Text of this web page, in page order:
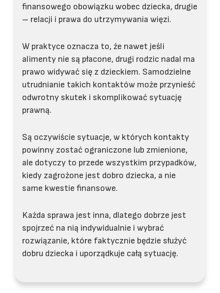
finansowego obowiązku wobec dziecka, drugie
– relacji i prawa do utrzymywania więzi.
W praktyce oznacza to, że nawet jeśli
alimenty nie są płacone, drugi rodzic nadal ma
prawo widywać się z dzieckiem. Samodzielne
utrudnianie takich kontaktów może przynieść
odwrotny skutek i skomplikować sytuację
prawną.
Są oczywiście sytuacje, w których kontakty
powinny zostać ograniczone lub zmienione,
ale dotyczy to przede wszystkim przypadków,
kiedy zagrożone jest dobro dziecka, a nie
same kwestie finansowe.
Każda sprawa jest inna, dlatego dobrze jest
spojrzeć na nią indywidualnie i wybrać
rozwiązanie, które faktycznie będzie służyć
dobru dziecka i uporządkuje całą sytuację.